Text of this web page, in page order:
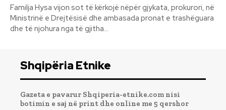
Familja Hysa vijon sot të kërkojë nëpër gjykata, prokurori, në
Ministrinë e Drejtësisë dhe ambasada pronat e trashëguara
dhe të njohura nga të gjitha...
Shqipëria Etnike
Gazeta e pavarur Shqiperia-etnike.com nisi
botimin e saj në print dhe online me 5 qershor